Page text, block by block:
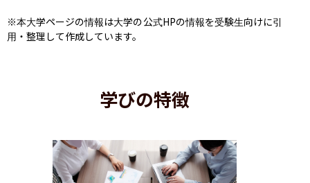
※本大学ページの情報は大学の公式HPの情報を受験生向けに引
用・整理して作成しています。
学びの特徴